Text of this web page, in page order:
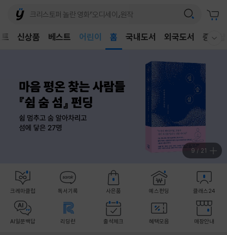
신상품 베스트
독후감
홈 국내도서 외국도서 중고샵
9 / 21
크레마클럽 독서기록 사은품 예스펀딩 클래스24
AI일문백답 리딩런 출석체크 혜택모음 매장안내